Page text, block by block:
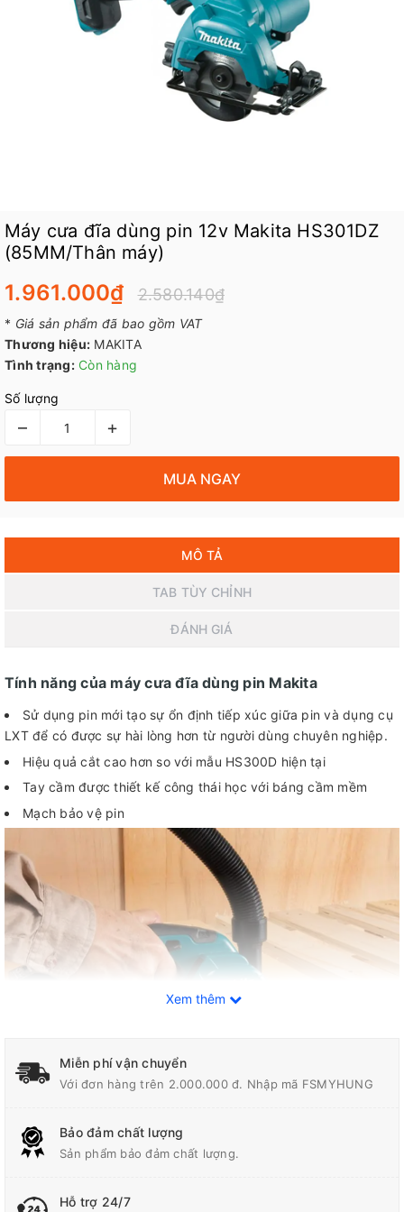
Máy cưa đĩa dùng pin 12v Makita HS301DZ
(85MM/Thân máy)
1.961.000₫ 2.580.140₫
* Giá sản phẩm đã bao gồm VAT
Thương hiệu: MAKITA
Tình trạng: Còn hàng
Số lượng
– +
MUA NGAY
MÔ TẢ
TAB TÙY CHỈNH
ĐÁNH GIÁ
Tính năng của máy cưa đĩa dùng pin Makita
Sử dụng pin mới tạo sự ổn định tiếp xúc giữa pin và dụng cụ
LXT để có được sự hài lòng hơn từ người dùng chuyên nghiệp.
Hiệu quả cắt cao hơn so với mẫu HS300D hiện tại
Tay cầm được thiết kế công thái học với báng cầm mềm
Mạch bảo vệ pin
Đường Kính Lưỡi 85mm (3-3/8")
Xem thêm
Miễn phí vận chuyển
Với đơn hàng trên 2.000.000 đ. Nhập mã FSMYHUNG
Bảo đảm chất lượng
Sản phẩm bảo đảm chất lượng.
Hỗ trợ 24/7